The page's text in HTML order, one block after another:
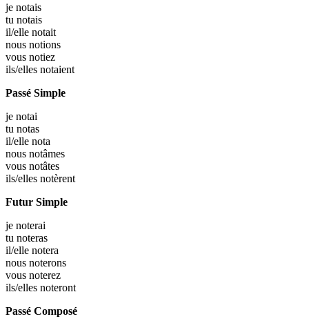
je notais
tu notais
il/elle notait
nous notions
vous notiez
ils/elles notaient
Passé Simple
je notai
tu notas
il/elle nota
nous notâmes
vous notâtes
ils/elles notèrent
Futur Simple
je noterai
tu noteras
il/elle notera
nous noterons
vous noterez
ils/elles noteront
Passé Composé